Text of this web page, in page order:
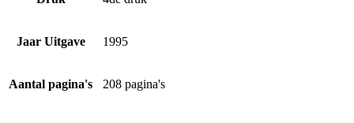
Jaar Uitgave 1995
Aantal pagina's 208 pagina's